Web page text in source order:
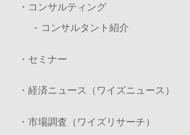
・コンサルティング
- コンサルタント紹介
・セミナー
・経済ニュース（ワイズニュース）
・市場調査（ワイズリサーチ）